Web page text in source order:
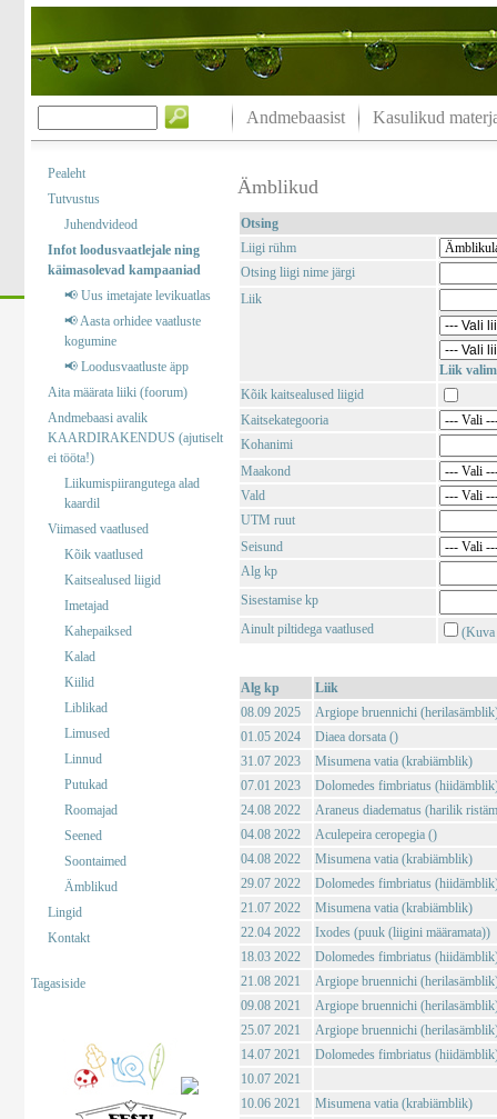
Andmebaasist Kasulikud
Pealeht
Tutvustus
Juhendvideod
Infot loodusvaatlejale ning
käimasolevad kampaaniad
📢 Uus imetajate levikuatlas
📢 Aasta orhidee vaatluste
kogumine
📢 Loodusvaatluste äpp
Aita määrata liiki (foorum)
Andmebaasi avalik
KAARDIRAKENDUS (ajutiselt
ei tööta!)
Liikumispiirangutega alad
kaardil
Viimased vaatlused
Kõik vaatlused
Kaitsealused liigid
Imetajad
Kahepaiksed
Kalad
Kiilid
Liblikad
Limused
Linnud
Putukad
Roomajad
Seened
Soontaimed
Ämblikud
Lingid
Kontakt
Tagasiside
Ämblikud
Otsing
Liigi rühm
Otsing liigi nime järgi
Liik
Liik
Kõik kaitsealused liigid
Kaitsekategooria
Kohanimi
Maakond
Vald
UTM ruut
Seisund
Alg kp
Sisestamise kp
Ainult piltidega vaatlused
(Kuva
Alg kp
Liik
08.09 2025
Argiope bruennichi
01.05 2024
Diaea dorsata ()
31.07 2023
Misumena vatia (krabiämblik)
07.01 2023
Dolomedes fimbriatus
24.08 2022
Araneus diadematus (harilik
04.08 2022
Aculepeira ceropegia ()
04.08 2022
Misumena vatia (krabiämblik)
29.07 2022
Dolomedes fimbriatus
21.07 2022
Misumena vatia (krabiämblik)
22.04 2022
Ixodes (puuk (liigini määramata))
18.03 2022
Dolomedes fimbriatus
21.08 2021
Argiope bruennichi
09.08 2021
Argiope bruennichi
25.07 2021
Argiope bruennichi
14.07 2021
Dolomedes fimbriatus
10.07 2021
10.06 2021
Misumena vatia (krabiämblik)